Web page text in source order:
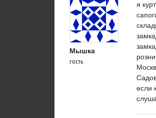
Мышка
гость
я
если